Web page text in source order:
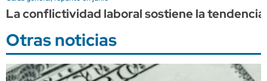
La conflictividad laboral sostiene la
Otras noticias